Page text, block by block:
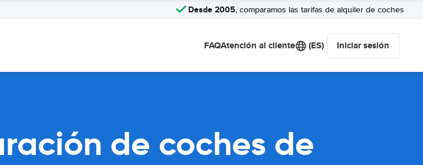
Desde 2005, comparamos las tarifas de alquiler de coches
FAQAtención al cliente (ES) Iniciar sesión
de coches de